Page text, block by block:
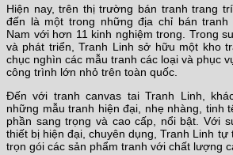
Hiện nay, trên thị trường bán tranh trang
đến là một trong những địa chỉ bán tranh
Nam với hơn 11 kinh nghiệm trong. Trong
và phát triển, Tranh Linh sở hữu một kho
chục nghìn các mẫu tranh các loại và phục
công trình lớn nhỏ trên toàn quốc.
Đến với tranh canvas tai Tranh Linh,
những mẫu tranh hiện đại, nhẹ nhàng, tinh
phần sang trọng và cao cấp, nổi bật. Với
thiết bị hiện đại, chuyên dụng, Tranh Linh tự
trọn gói các sản phẩm tranh với chất lượng